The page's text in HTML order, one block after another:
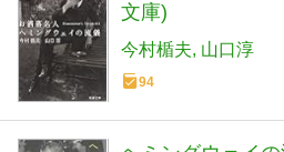
文庫)
今村楯夫 山口淳
94